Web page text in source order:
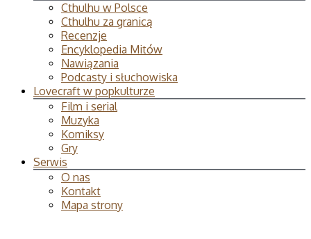
Cthulhu w Polsce
Cthulhu za granicą
Recenzje
Encyklopedia Mitów
Nawiązania
Podcasty i słuchowiska
Lovecraft w popkulturze
Film i serial
Muzyka
Komiksy
Gry
Serwis
O nas
Kontakt
Mapa strony